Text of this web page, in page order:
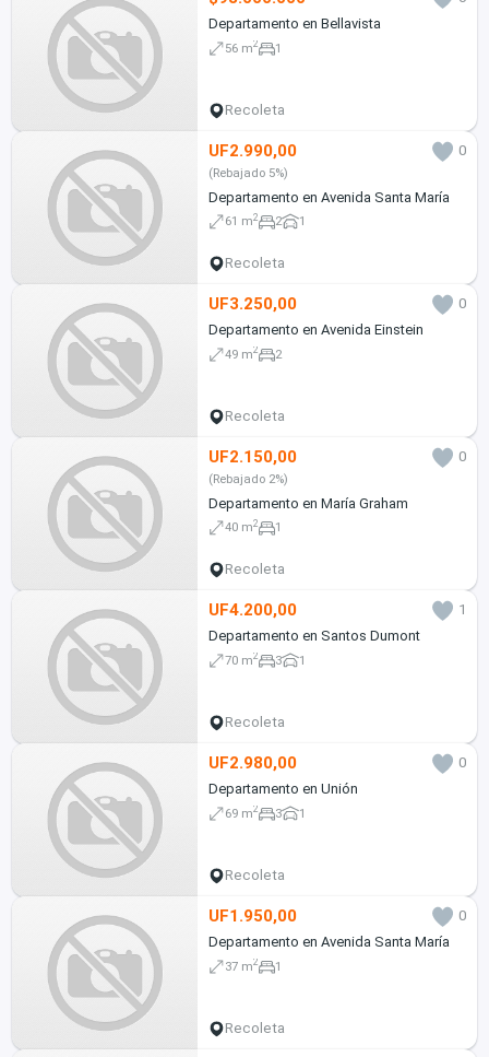
Departamento en Bellavista
56 m2 1
Recoleta
UF2.990,00 0
(Rebajado 5%)
Departamento en Avenida Santa María
61 m2 2 1
Recoleta
UF3.250,00
0
Departamento en Avenida Einstein
49 m2 2
Recoleta
UF2.150,00 0
(Rebajado 2%)
Departamento en María Graham
40 m2 1
Recoleta
UF4.200,00
1
Departamento en Santos Dumont
70 m2 3 1
Recoleta
UF2.980,00
0
Departamento en Unión
69 m2 3 1
Recoleta
UF1.950,00
0
Departamento en Avenida Santa María
37 m2 1
Recoleta